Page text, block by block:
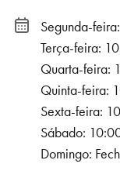
Segunda-
Terça-feira:
Quarta-feira:
Quinta-feira:
Sexta-feira:
Sábado:
Domingo: